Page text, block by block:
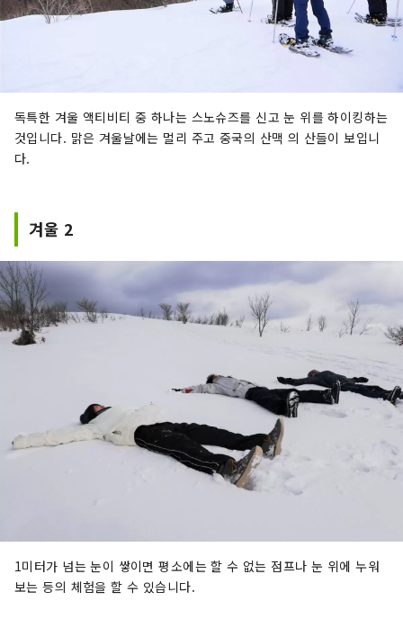
독특한 겨울 액티비티 중 하나는 스노슈즈를 신고 눈 위를 하이킹하는
것입니다. 맑은 겨울날에는 멀리 주고 중국의 산맥 의 산들이 보입니
다.
겨울 2
1미터가 넘는 눈이 쌓이면 평소에는 할 수 없는 점프나 눈 위에 누워
보는 등의 체험을 할 수 있습니다.